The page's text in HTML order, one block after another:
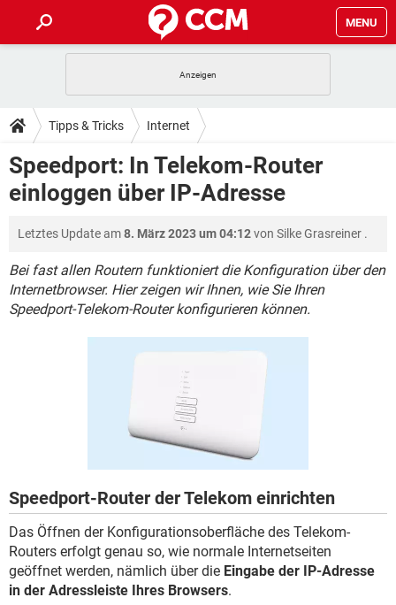
MENU
ANDROID
WINDOWS 10 INSTAGRAM
WHATSAPP TIKTOK
TIPPS & TRICKS
SPIELE
ANDROID IOS
WINDOWS 10
WHATSAPP TIKTOK
FACEBOOK HARDWARE
DOWNLOADS
SPIELE STREAMING
WHATSAPP TIKTOK
FACEBOOK HARDWARE
FORUM
SPIELE STREAMING
ANDROID IOS
WINDOWS 10 INSTAGRAM
HARDWARE
STREAMING
ANDROID IOS
Tipps & Tricks Internet
Speedport: In Telekom-Router
einloggen über IP-Adresse
Letztes Update am8. März 2023 um 04:12von Silke Grasreiner .
Bei fast allen Routern funktioniert die Konfiguration über den
Internetbrowser. Hier zeigen wir Ihnen, wie Sie Ihren
Speedport-Telekom-Router konfigurieren können.
Speedport-Router der Telekom einrichten
Das Öffnen der Konfigurationsoberfläche des Telekom-
Routers erfolgt genau so, wie normale Internetseiten
geöffnet werden, nämlich über die Eingabe der IP-Adresse
in der Adressleiste Ihres Browsers.